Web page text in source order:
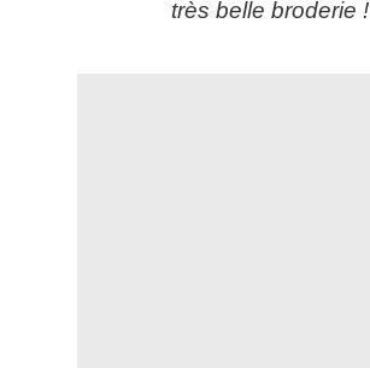
très belle broderie !